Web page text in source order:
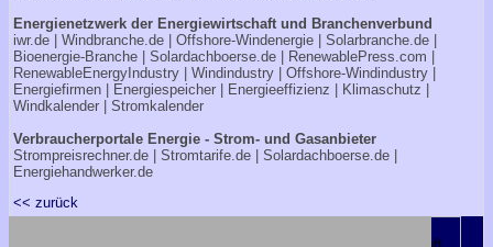
Energienetzwerk der Energiewirtschaft und Branchenverbund
iwr.de | Windbranche.de | Offshore-Windenergie | Solarbranche.de |
Bioenergie-Branche | Solardachboerse.de | RenewablePress.com |
RenewableEnergyIndustry | Windindustry | Offshore-Windindustry |
Energiefirmen | Energiespeicher | Energieeffizienz | Klimaschutz |
Windkalender | Stromkalender
Verbraucherportale Energie - Strom- und Gasanbieter
Strompreisrechner.de | Stromtarife.de | Solardachboerse.de |
Energiehandwerker.de
<< zurück